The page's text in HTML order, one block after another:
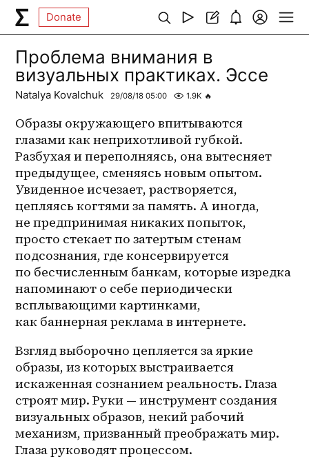
Donate
Проблема внимания в
визуальных практиках. Эссе
Natalya Kovalchuk 29/08/18 05:00 1.9K 🔥
Образы окружающего впитываются
глазами как неприхотливой губкой.
Разбухая и переполняясь, она вытесняет
предыдущее, сменяясь новым опытом.
Увиденное исчезает, растворяется,
цепляясь когтями за память. А иногда,
не предпринимая никаких попыток,
просто стекает по затертым стенам
подсознания, где консервируется
по бесчисленным банкам, которые изредка
напоминают о себе периодически
всплывающими картинками,
как баннерная реклама в интернете.
Взгляд выборочно цепляется за яркие
образы, из которых выстраивается
искаженная сознанием реальность. Глаза
строят мир. Руки — инструмент создания
визуальных образов, некий рабочий
механизм, призванный преображать мир.
Глаза руководят процессом.